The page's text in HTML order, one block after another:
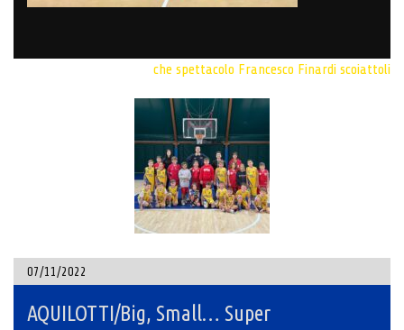
che spettacolo Francesco Finardi scoiattoli
07/11/2022
AQUILOTTI/Big, Small… Super